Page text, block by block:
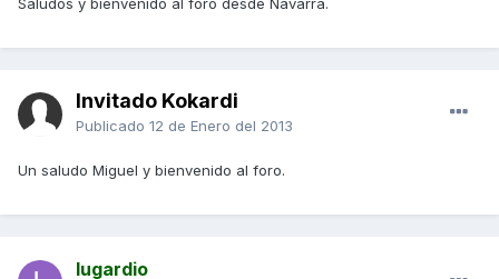
Saludos y bienvenido al foro desde Navarra.
Invitado Kokardi
Publicado 12 de Enero del 2013
Un saludo Miguel y bienvenido al foro.
lugardio